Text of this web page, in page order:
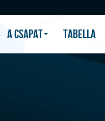
A CSAPAT TABELLA